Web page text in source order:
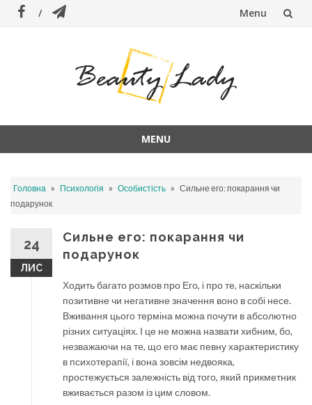
Menu
MENU
content
Головна » Психологія » Особистість » Сильне его: покарання чи
подарунок
24
ЛИС
Сильне его: покарання чи
подарунок
Ходить багато розмов про Его, і про те, наскільки
позитивне чи негативне значення воно в собі несе.
Вживання цього терміна можна почути в абсолютно
різних ситуаціях. І це не можна назвати хибним, бо,
незважаючи на те, що его має певну характеристику
в психотерапії, і вона зовсім недвояка,
простежується залежність від того, який прикметник
вживається разом із цим словом.